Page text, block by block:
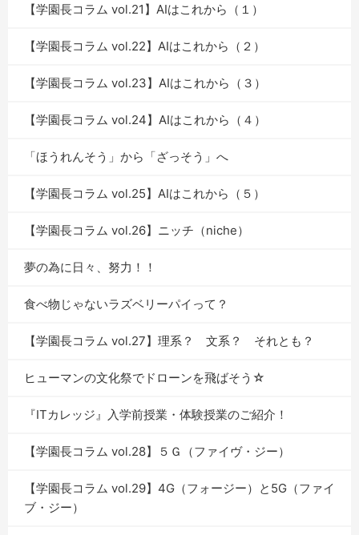
【学園長コラム vol.21】AIはこれから（１）
【学園長コラム vol.22】AIはこれから（２）
【学園長コラム vol.23】AIはこれから（３）
【学園長コラム vol.24】AIはこれから（４）
「ほうれんそう」から「ざっそう」へ
【学園長コラム vol.25】AIはこれから（５）
【学園長コラム vol.26】ニッチ（niche）
夢の為に日々、努力！！
食べ物じゃないラズベリーパイって？
【学園長コラム vol.27】理系？ 文系？ それとも？
ヒューマンの文化祭でドローンを飛ばそう☆
『ITカレッジ』入学前授業・体験授業のご紹介！
【学園長コラム vol.28】５Ｇ（ファイヴ・ジー）
【学園長コラム vol.29】4G（フォージー）と5G（ファイ
ブ・ジー）